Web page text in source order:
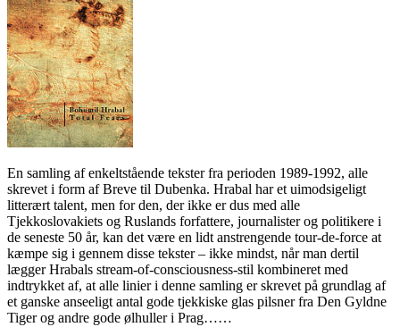
En samling af enkeltstående tekster fra perioden 1989-1992, alle
skrevet i form af Breve til Dubenka. Hrabal har et uimodsigeligt
litterært talent, men for den, der ikke er dus med alle
Tjekkoslovakiets og Ruslands forfattere, journalister og politikere i
de seneste 50 år, kan det være en lidt anstrengende tour-de-force at
kæmpe sig i gennem disse tekster – ikke mindst, når man dertil
lægger Hrabals stream-of-consciousness-stil kombineret med
indtrykket af, at alle linier i denne samling er skrevet på grundlag af
et ganske anseeligt antal gode tjekkiske glas pilsner fra Den Gyldne
Tiger og andre gode ølhuller i Prag……